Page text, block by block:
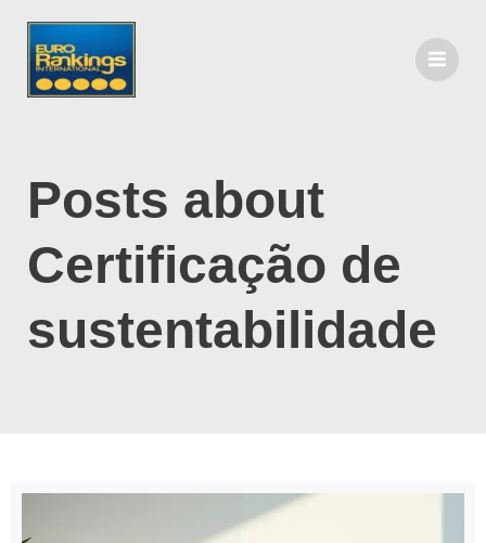
Posts about
Certificação de
sustentabilidade